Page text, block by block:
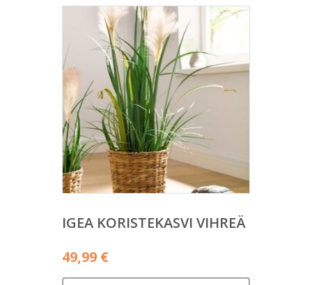
IGEA KORISTEKASVI VIHREÄ
49,99 €